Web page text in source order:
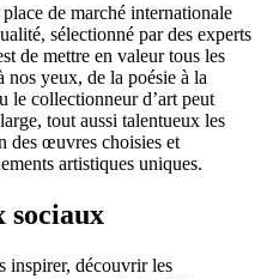
de marché internationale
sélectionné par des experts
de mettre en valeur tous les
nos yeux, de la poésie à la
le collectionneur d’art peut
tout aussi talentueux les
des œuvres choisies et
artistiques uniques.
sociaux
inspirer, découvrir les